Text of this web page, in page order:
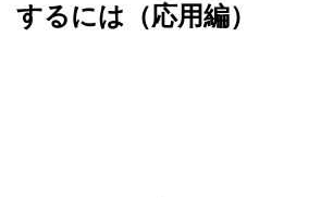
するには（応用編）